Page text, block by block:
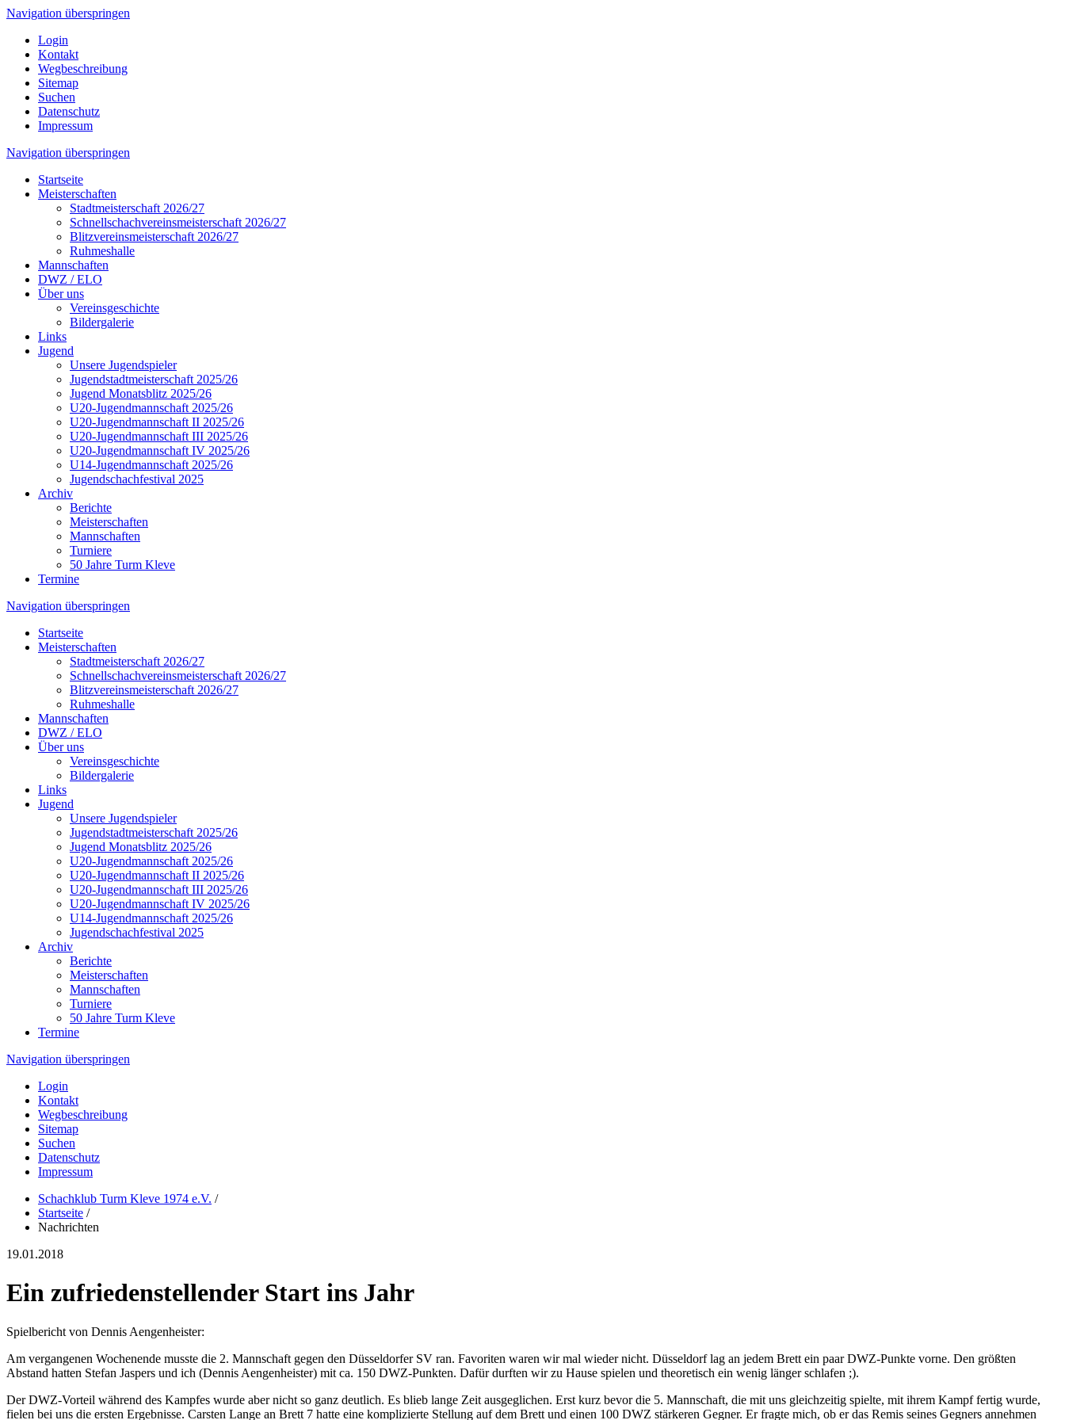
Navigation überspringen
Login
Kontakt
Wegbeschreibung
Sitemap
Suchen
Datenschutz
Impressum
Navigation überspringen
Startseite
Meisterschaften
Stadtmeisterschaft 2026/27
Schnellschachvereinsmeisterschaft 2026/27
Blitzvereinsmeisterschaft 2026/27
Ruhmeshalle
Mannschaften
DWZ / ELO
Über uns
Vereinsgeschichte
Bildergalerie
Links
Jugend
Unsere Jugendspieler
Jugendstadtmeisterschaft 2025/26
Jugend Monatsblitz 2025/26
U20-Jugendmannschaft 2025/26
U20-Jugendmannschaft II 2025/26
U20-Jugendmannschaft III 2025/26
U20-Jugendmannschaft IV 2025/26
U14-Jugendmannschaft 2025/26
Jugendschachfestival 2025
Archiv
Berichte
Meisterschaften
Mannschaften
Turniere
50 Jahre Turm Kleve
Termine
Navigation überspringen
Startseite
Meisterschaften
Stadtmeisterschaft 2026/27
Schnellschachvereinsmeisterschaft 2026/27
Blitzvereinsmeisterschaft 2026/27
Ruhmeshalle
Mannschaften
DWZ / ELO
Über uns
Vereinsgeschichte
Bildergalerie
Links
Jugend
Unsere Jugendspieler
Jugendstadtmeisterschaft 2025/26
Jugend Monatsblitz 2025/26
U20-Jugendmannschaft 2025/26
U20-Jugendmannschaft II 2025/26
U20-Jugendmannschaft III 2025/26
U20-Jugendmannschaft IV 2025/26
U14-Jugendmannschaft 2025/26
Jugendschachfestival 2025
Archiv
Berichte
Meisterschaften
Mannschaften
Turniere
50 Jahre Turm Kleve
Termine
Navigation überspringen
Login
Kontakt
Wegbeschreibung
Sitemap
Suchen
Datenschutz
Impressum
Schachklub Turm Kleve 1974 e.V. /
Startseite /
Nachrichten
19.01.2018
Ein zufriedenstellender Start ins Jahr
Spielbericht von Dennis Aengenheister:
Am vergangenen Wochenende musste die 2. Mannschaft gegen den Düsseldorfer SV ran. Favoriten waren wir mal wieder nicht. Düsseldorf lag an jedem Brett ein paar DWZ-Punkte vorne. Den größten
Abstand hatten Stefan Jaspers und ich (Dennis Aengenheister) mit ca. 150 DWZ-Punkten. Dafür durften wir zu Hause spielen und theoretisch ein wenig länger schlafen ;).
Der DWZ-Vorteil während des Kampfes wurde aber nicht so ganz deutlich. Es blieb lange Zeit ausgeglichen. Erst kurz bevor die 5. Mannschaft, die mit uns gleichzeitig spielte, mit ihrem Kampf fertig wurde,
fielen bei uns die ersten Ergebnisse. Carsten Lange an Brett 7 hatte eine komplizierte Stellung auf dem Brett und einen 100 DWZ stärkeren Gegner. Er fragte mich, ob er das Remis seines Gegners annehmen